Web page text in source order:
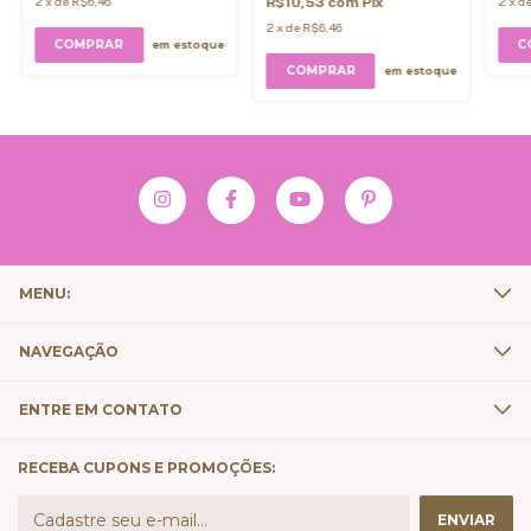
em estoque
2 xdeR$6,46
em estoque
MENU:
NAVEGAÇÃO
ENTRE EM CONTATO
RECEBA CUPONS E PROMOÇÕES: